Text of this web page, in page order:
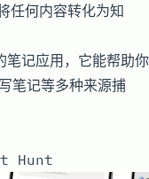
任何内容转化为知
笔记应用，它能帮助你
笔记等多种来源捕
Hunt